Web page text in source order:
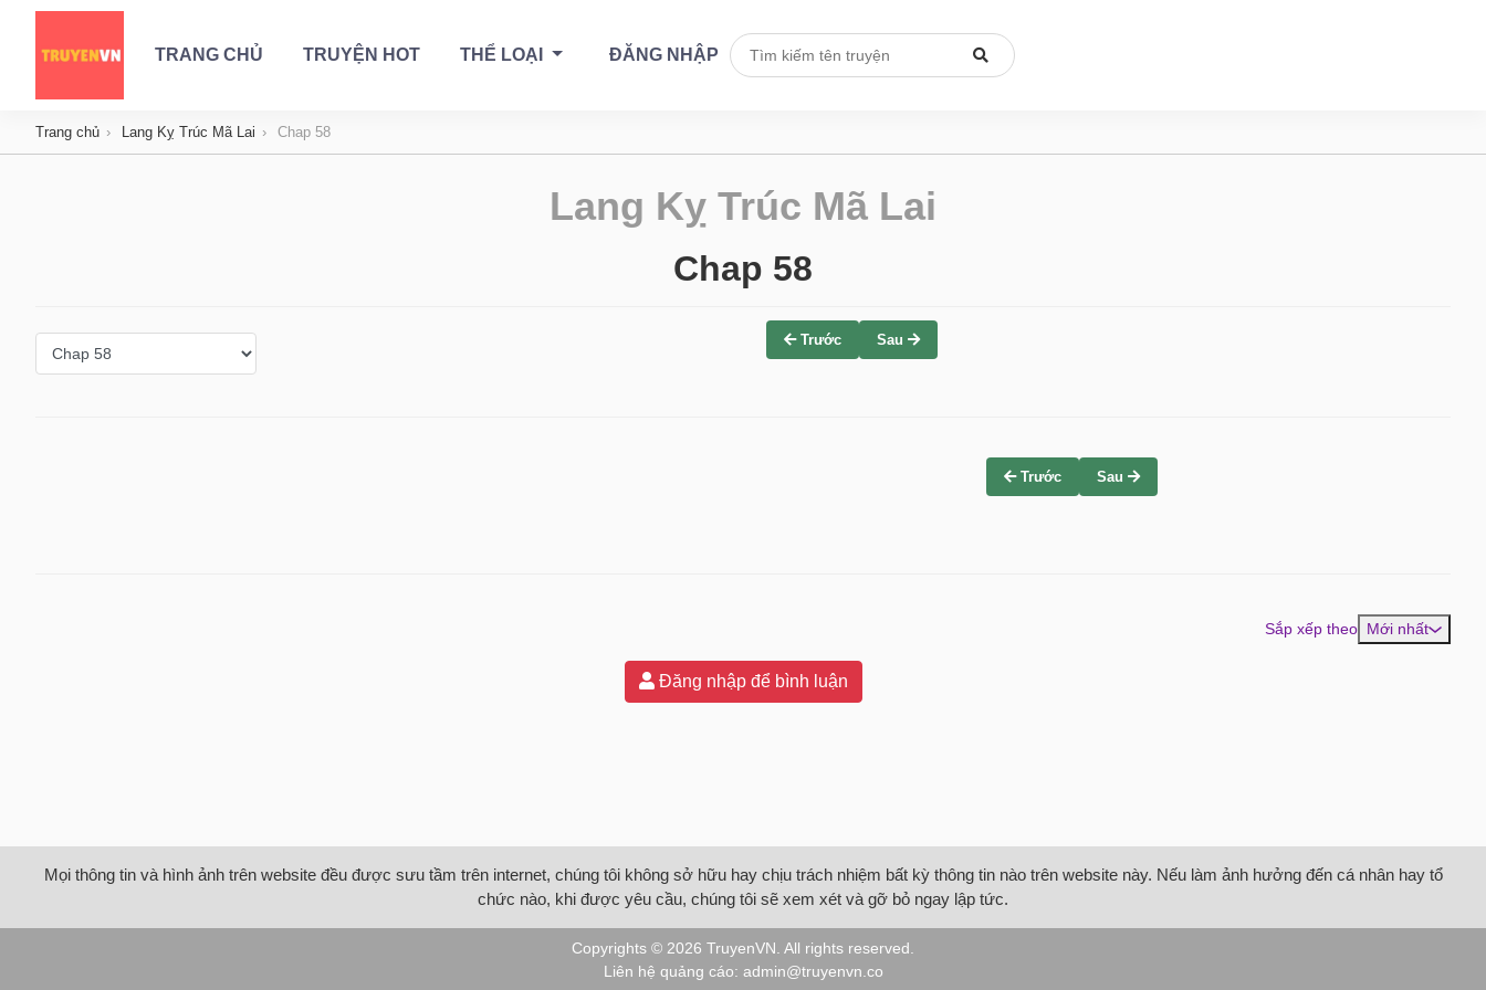
TRANG CHỦ TRUYỆN HOT THỂ LOẠI ĐĂNG NHẬP
Trang chủ Lang Kỵ Trúc Mã Lai Chap 58
Lang Kỵ Trúc Mã Lai
Chap 58
Trước Sau
Trước Sau
Sắp xếp theo Mới nhất
Đăng nhập để bình luận
Mọi thông tin và hình ảnh trên website đều được sưu tầm trên internet, chúng tôi không sở hữu hay chịu trách nhiệm bất kỳ thông tin nào trên website này. Nếu làm ảnh hưởng đến cá nhân hay tổ
chức nào, khi được yêu cầu, chúng tôi sẽ xem xét và gỡ bỏ ngay lập tức.
Copyrights © 2026 TruyenVN . All rights reserved.
Liên hệ quảng cáo: admin@truyenvn.co